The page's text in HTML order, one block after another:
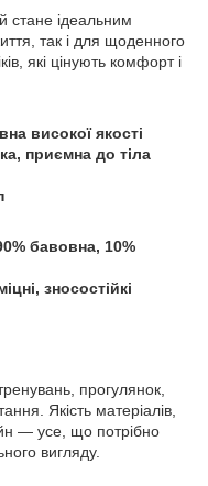
стане ідеальним
так і для щоденного
які цінують комфорт і
високої якості
приємна до тіла
бавовна, 10%
зносостійкі
прогулянок,
Якість матеріалів,
— усе, що потрібно
вигляду.